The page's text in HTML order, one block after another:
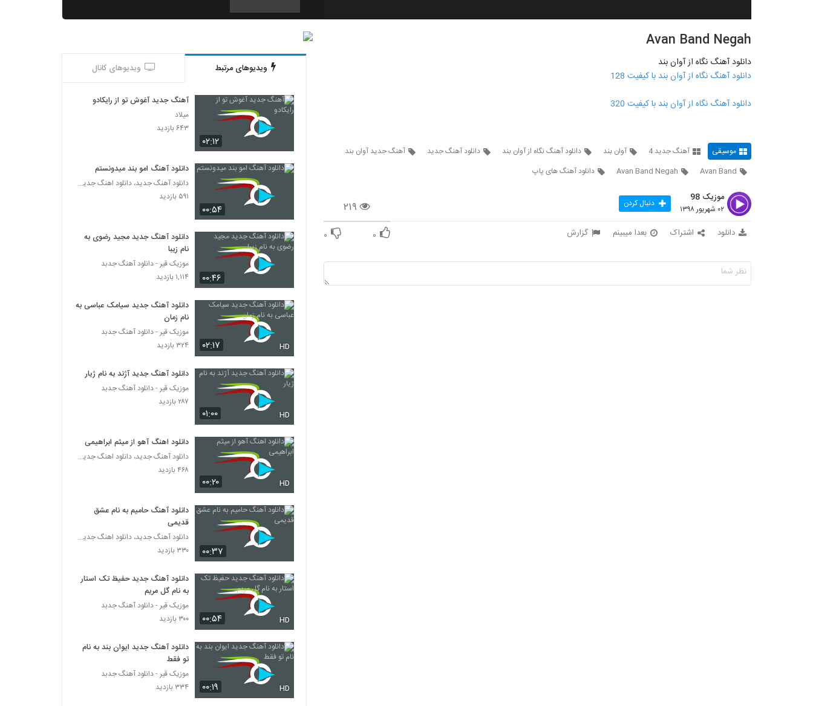
5900
آهنگ محسن یزدان پناه بنام گمشده 2
دانلود آهنگ جدید و زیبای محمدرضا نعمتی با
نام بسه
۲۱۰ بازدید
Roham Rad To Che Mardi
۲۵۹ بازدید
Dadashi Eshgh)
۲۸۱ بازدید
دانلود آهنگ خلسه از مجتبی اسماعیلی به همراه
متن ترانه
دانلود آهنگ جدید و زیبای امین پویا با نام
۲۶۵ بازدید
دانلود آهنگ محمدرضا فروتن هیهات
۲۵۸ بازدید
دانلود آهنگ همیشه یکی هست از محسن
۲۳۹ بازدید
آهنگ شهریوری ترین هوا از شهریار راد(پاپ)
۲۵۳ بازدید
آهنگ امیر حافظ بنام تب عشق
۴۷۱ بازدید
۲۲۲ بازدید
آهنگ نیما نوری بنام آروم آروم
۲۷۴ بازدید
امیرمسعود شیرین بیان آهنگ مثل تو
۲۲۲ بازدید
Avan Band Negah
دانلود آهنگ نگاه از آوان بند
دانلود آهنگ نگاه از آوان بند با کیفیت 128
دانلود آهنگ نگاه از آوان بند با کیفیت 320
موسیقی آهنگ جدید 4 آوان بند دانلود آهنگ نگاه از آوان بند دانلود آهنگ جدید
آهنگ جدید آوان بند
Avan Band
Avan Band Negah دانلود آهنگ های پاپ
۲۱۹
موزیک 98
۰۲ شهریور ۱۳۹۸ دنبال کردن
دانلود اشتراک بعدا میبینم گزارش ۰ ۰
ویدیوهای مرتبط ویدیوهای کانال
۰۲:۱۲
آهنگ جدید آغوش تو از رایکادو
میلاد
۶۴۳ بازدید
۰۰:۵۴
دانلود آهنگ امو بند میدونستم
دانلود آهنگ جدید، دانلود اهنگ جدید ایرانی
۵۹۱ بازدید
۰۰:۴۶
دانلود آهنگ جدید مجید رضوی به
نام زیبا
موزیک قیر - دانلود آهنگ جدبد
۱,۱۱۴ بازدید
۰۲:۱۷ HD
دانلود آهنگ جدید سیامک عباسی به
نام زمان
موزیک قیر - دانلود آهنگ جدبد
۳۲۴ بازدید
۰۱:۰۰ HD
دانلود آهنگ جدید آژند به نام ژیار
موزیک قیر - دانلود آهنگ جدبد
۲۸۷ بازدید
۰۰:۲۰ HD
دانلود اهنگ آهو از میثم ابراهیمی
دانلود آهنگ جدید، دانلود اهنگ جدید ایرانی
۴۶۸ بازدید
۰۰:۳۷
دانلود آهنگ حامیم به نام عشق
قدیمی
دانلود آهنگ جدید، دانلود اهنگ جدید ایرانی
۳۳۰ بازدید
۰۰:۵۴ HD
دانلود آهنگ جدید حفیظ تک استار
به نام گل مریم
موزیک قیر - دانلود آهنگ جدبد
۳۰۰ بازدید
۰۰:۱۹ HD
دانلود آهنگ جدید ایوان بند به نام
تو فقط
موزیک قیر - دانلود آهنگ جدبد
۳۳۴ بازدید